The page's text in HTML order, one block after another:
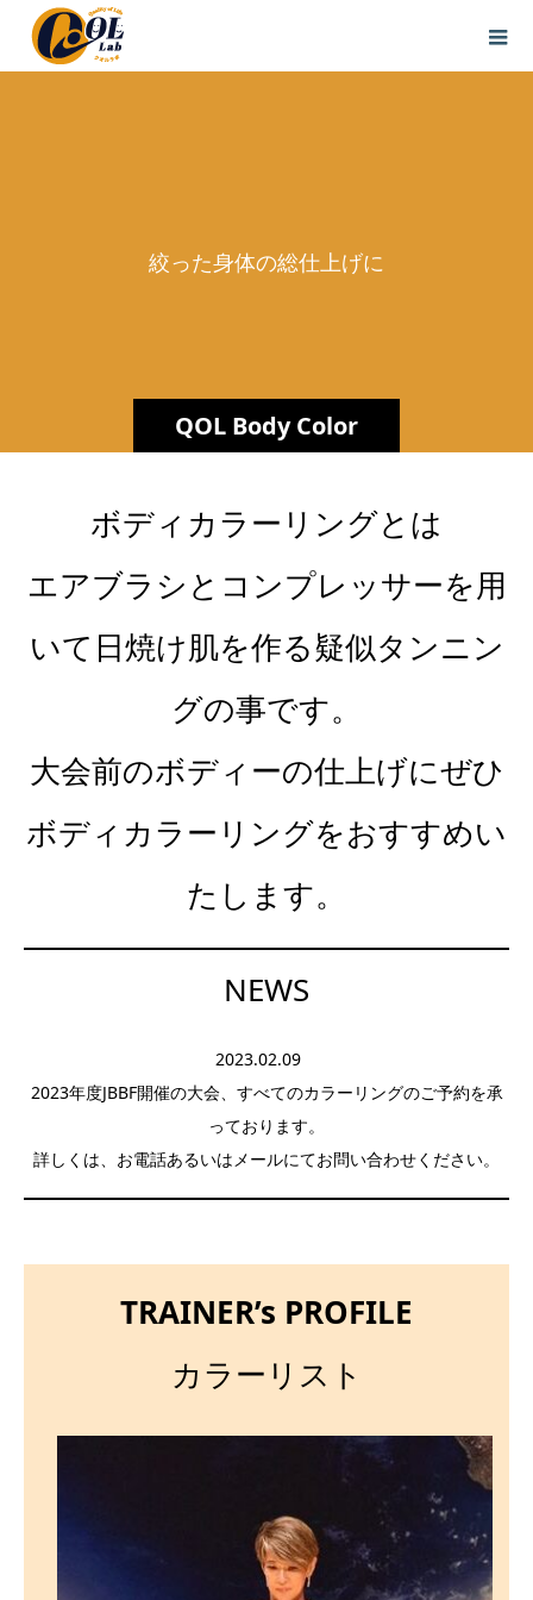
QOL Body Color
絞 た 身 体 総 仕 上 げ
自信と輝
ボディカラーリングとは
エアブラシとコンプレッサーを用
いて日焼け肌を作る疑似タンニン
グの事です。
大会前のボディーの仕上げにぜひ
ボディカラーリングをおすすめい
たします。
NEWS
2023.02.09
2023年度JBBF開催の大会、すべてのカラーリングのご予約を承
っております。
詳しくは、お電話あるいは メールにてお問い合わせください。
TRAINER’s PROFILE
カラーリスト